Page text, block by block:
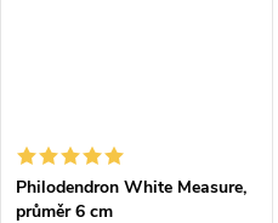
Philodendron White Measure,
průměr 6 cm